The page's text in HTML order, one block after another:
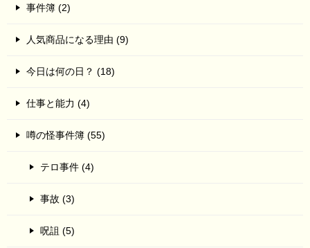
事件簿 (2)
人気商品になる理由 (9)
今日は何の日？ (18)
仕事と能力 (4)
噂の怪事件簿 (55)
テロ事件 (4)
事故 (3)
呪詛 (5)